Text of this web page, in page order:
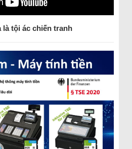
là tội ác chiến tranh